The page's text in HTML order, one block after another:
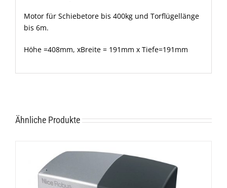
Motor für Schiebetore bis 400kg und Torflügellänge
bis 6m.
Höhe =408mm, xBreite = 191mm x Tiefe=191mm
Ähnliche Produkte